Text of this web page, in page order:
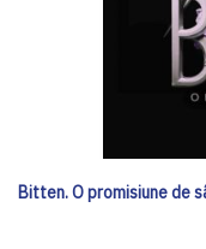
Bitten. O promisiune de